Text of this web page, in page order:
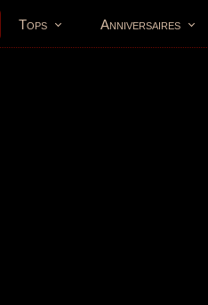
Tops Anniversaires